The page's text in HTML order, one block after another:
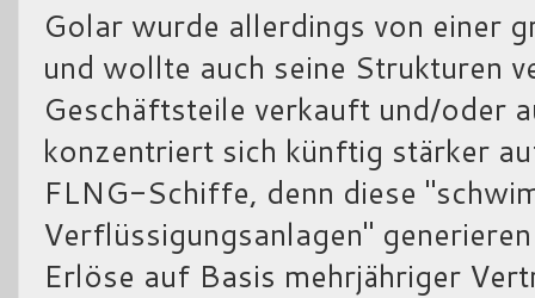
Golar wurde allerdings von einer
und wollte auch seine Strukturen
Geschäftsteile verkauft und/oder
konzentriert sich künftig stärker
FLNG-Schiffe, denn diese
Verflüssigungsanlagen"
Erlöse auf Basis mehrjähriger